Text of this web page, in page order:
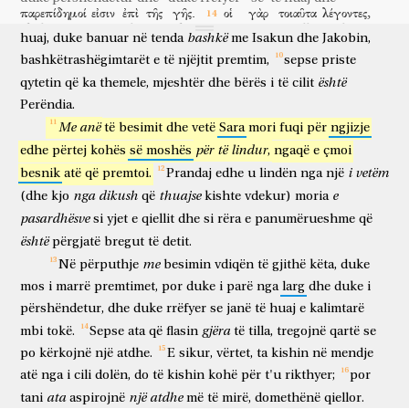
παρεπίδημοί εἰσιν ἐπὶ τῆς γῆς. οἱ γὰρ τοιαῦτα λέγοντες,
ἐμφανίζουσιν
bëjnë të qartë
ὅτι
se
πατρίδα
atdhe
ἐπιζητοῦσιν.
kërkojnë
καὶ
dhe
εἰ
sikur
μὲν
vërtet
ἐκείνης
μνημονεύουσιν
kujtojnë
ἀφ’
nga
ἧς
i cili
ἐξέβησαν,
dolën
εἶχον
kishin
ἂν
do
καιρὸν
kohë
ἀνακάμψαι;
për t'u rikthyer tani por më të mirë aspirojnë kjo është
ἐπουρανίου.
qiellor
διὸ
prandaj
οὐκ
nuk
ἐπαισχύνεται
turpërohet
αὐτοὺς
ata
ὁ Θεὸς,
Perëndia
Θεὸς
Perëndi
ἐπικαλεῖσθαι
për t'u thirrur
αὐτῶν; ἡτοίμασεν
përgatiti
γὰρ αὐτοῖς
atyre
πόλιν.
qytet
πίστει
besimi
προσενήνοχεν
ka ofruar
Ἀβραὰμ
Abrahami
τὸν Ἰσαὰκ
Isakun
πειραζόμενος,
duke u sprovuar
dhe
μονογενῆ
të vetmin
προσέφερεν,
ofronte
ἐπαγγελίας ἀναδεξάμενος,
πρὸς ὃν ἐλαλήθη, ὅτι ἐν Ἰσαὰκ
Isakun
κληθήσεταί
do të thirret
σοι
ty
σπέρμα;
farë
λογισάμενος
duke llogaritur
ὅτι
se
καὶ
edhe
ἐκ
prej
νεκρῶν
të vdekurve
ἐγείρειν
për të ngjallur
δυνατὸς
i fuqishëm
ὁ Θεός,
Perëndia
ὅθεν
prej nga
αὐτὸν
atë
καὶ
edhe në
παραβολῇ
shëmbëlltyrë
ἐκομίσατο.
mori
πίστει
besimi
καὶ
edhe
περὶ
rreth
μελλόντων,
që vijnë
εὐλόγησεν
bekoi
Ἰσαὰκ,
Isaku
τὸν
Ἰακὼβ,
Jakobin dhe
Ἠσαῦ.
Esaun besimi
Ἰακὼβ,
Jakobi
ἀποθνῄσκων,
duke vdekur
ἕκαστον
secilin
besimit banoi si ardhës në tokën e premtimit si të ishte tokë
huaj, duke banuar në tenda bashkë me Isakun dhe Jakobin,
bashkëtrashëgimtarët e të njëjtit premtim, sepse priste
qytetin që ka themele, mjeshtër dhe bërës i të cilit është
Perëndia.
Me anë të besimit dhe vetë Sara mori fuqi për ngjizje
edhe përtej kohës së moshës për të lindur, ngaqë e çmoi
besnik atë që premtoi. Prandaj edhe u lindën nga një i vetëm
(dhe kjo nga dikush që thuajse kishte vdekur) moria e
pasardhësve si yjet e qiellit dhe si rëra e panumërueshme që
është përgjatë bregut të detit.
Në përputhje me besimin vdiqën të gjithë këta, duke
mos i marrë premtimet, por duke i parë nga larg dhe duke i
përshëndetur, dhe duke rrëfyer se janë të huaj e kalimtarë
mbi tokë. Sepse ata që flasin gjëra të tilla, tregojnë qartë se
po kërkojnë një atdhe. E sikur, vërtet, ta kishin në mendje
atë nga i cili dolën, do të kishin kohë për t'u rikthyer;
por
tani ata aspirojnë një atdhe më të mirë, domethënë qiellor.